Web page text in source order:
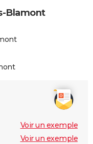
Blamont
Voir un exemple
Voir un exemple